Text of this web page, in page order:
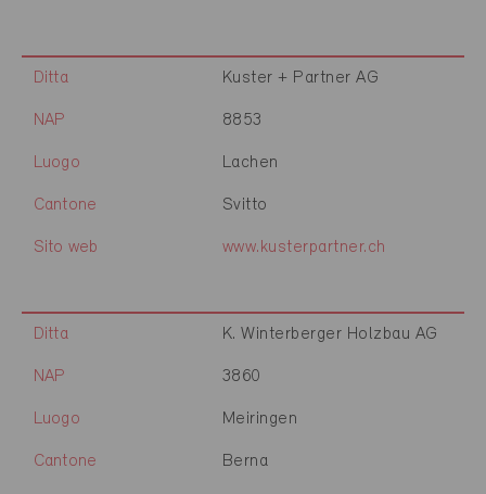
Ditta Kuster + Partner AG
NAP 8853
Luogo Lachen
Cantone Svitto
Sito web www.kusterpartner.ch
Ditta K. Winterberger Holzbau AG
NAP 3860
Luogo Meiringen
Cantone Berna